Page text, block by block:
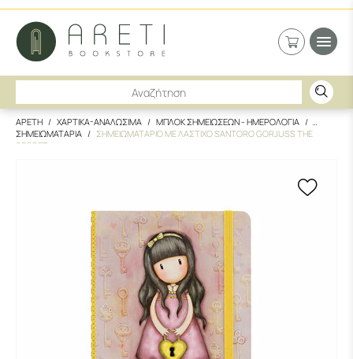
ΑΡΕΤΗ ΧΑΡΤΙΚΑ-ΑΝΑΛΩΣΙΜΑ
ΜΠΛΟΚ ΣΗΜΕΙΩΣΕΩΝ - ΗΜΕΡΟΛΟΓΙΑ
ΣΗΜΕΙΩΜΑΤΑΡΙΑ
ΣΗΜΕΙΩΜΑΤΑΡΙΟ ΜΕ ΛΑΣΤΙΧΟ SANTORO GORJUSS THE
SECRET